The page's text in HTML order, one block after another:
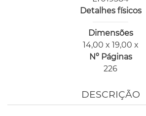
Detalhes físicos
Dimensões
14,00 x 19,00 x
Nº Páginas
226
DESCRIÇÃO